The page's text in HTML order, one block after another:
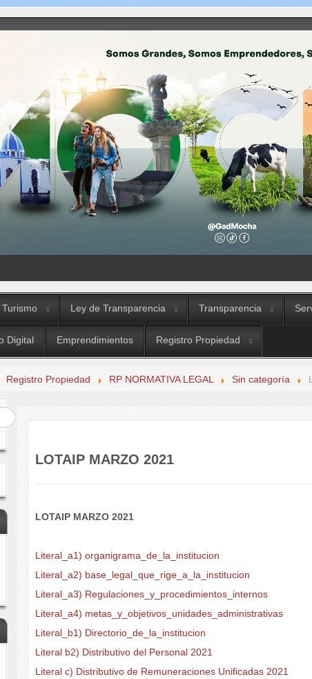
Turismo Ley de Transparencia Transparencia
Digital Emprendimientos Registro Propiedad
Registro Propiedad RP NORMATIVA LEGAL Sin categoría
LOTAIP MARZO 2021
LOTAIP MARZO 2021
Literal_a1) organigrama_de_la_institucion
Literal_a2) base_legal_que_rige_a_la_institucion
Literal_a3) Regulaciones_y_procedimientos_internos
Literal_a4) metas_y_objetivos_unidades_administrativas
Literal_b1) Directorio_de_la_institucion
Literal b2) Distributivo del Personal 2021
Literal c) Distributivo de Remuneraciones Unificadas 2021